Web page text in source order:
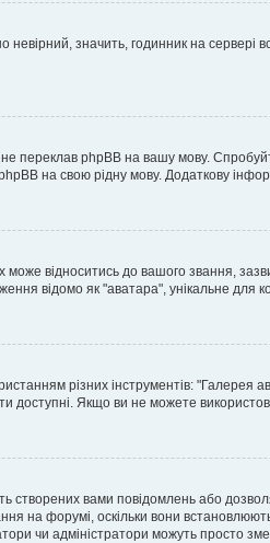
значить, годинник на
переклав phpBB на вашу мову.
на свою рідну мову. Додаткову
відноситись до вашого звання,
відомо як "аватара", унікальне для
різних інструментів:
Якщо ви не можете
створених вами повідомлень або
на форумі, оскільки вони
чи адміністратори можуть просто